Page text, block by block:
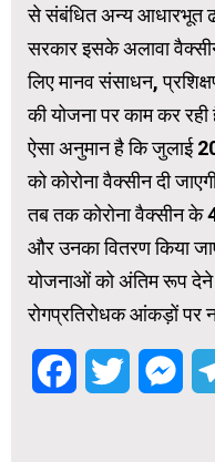
से संबंधित अन्य आधारभूत
सरकार इसके अलावा
लिए मानव संसाधन,
की योजना पर काम कर रही
ऐसा अनुमान है कि जुलाई
को कोरोना वैक्सीन दी
तब तक कोरोना वैक्सीन के
और उनका वितरण किया
योजनाओं को अंतिम रूप
रोगप्रतिरोधक आंकड़ों पर
FacebookTwitter